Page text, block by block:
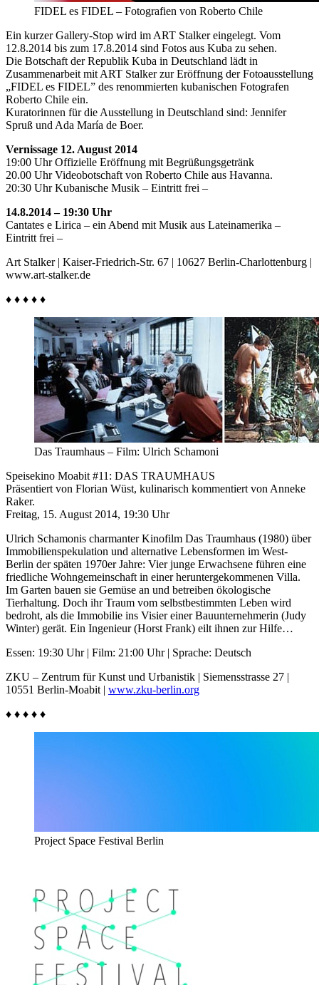
FIDEL es FIDEL – Fotografien von Roberto Chile
Ein kurzer Gallery-Stop wird im ART Stalker eingelegt. Vom
12.8.2014 bis zum 17.8.2014 sind Fotos aus Kuba zu sehen.
Die Botschaft der Republik Kuba in Deutschland lädt in
Zusammenarbeit mit ART Stalker zur Eröffnung der Fotoausstellung
„FIDEL es FIDEL” des renommierten kubanischen Fotografen
Roberto Chile ein.
Kuratorinnen für die Ausstellung in Deutschland sind: Jennifer
Spruß und Ada María de Boer.
Vernissage 12. August 2014
19:00 Uhr Offizielle Eröffnung mit Begrüßungsgetränk
20.00 Uhr Videobotschaft von Roberto Chile aus Havanna.
20:30 Uhr Kubanische Musik – Eintritt frei –
14.8.2014 – 19:30 Uhr
Cantates e Lirica – ein Abend mit Musik aus Lateinamerika –
Eintritt frei –
Art Stalker | Kaiser-Friedrich-Str. 67 | 10627 Berlin-Charlottenburg |
www.art-stalker.de
♦ ♦ ♦ ♦ ♦
Das Traumhaus – Film: Ulrich Schamoni
Speisekino Moabit #11: DAS TRAUMHAUS
Präsentiert von Florian Wüst, kulinarisch kommentiert von Anneke
Raker.
Freitag, 15. August 2014, 19:30 Uhr
Ulrich Schamonis charmanter Kinofilm Das Traumhaus (1980) über
Immobilienspekulation und alternative Lebensformen im West-
Berlin der späten 1970er Jahre: Vier junge Erwachsene führen eine
friedliche Wohngemeinschaft in einer heruntergekommenen Villa.
Im Garten bauen sie Gemüse an und betreiben ökologische
Tierhaltung. Doch ihr Traum vom selbstbestimmten Leben wird
bedroht, als die Immobilie ins Visier einer Bauunternehmerin (Judy
Winter) gerät. Ein Ingenieur (Horst Frank) eilt ihnen zur Hilfe…
Essen: 19:30 Uhr | Film: 21:00 Uhr | Sprache: Deutsch
ZKU – Zentrum für Kunst und Urbanistik | Siemensstrasse 27 |
10551 Berlin-Moabit | www.zku-berlin.org
♦ ♦ ♦ ♦ ♦
Project Space Festival Berlin